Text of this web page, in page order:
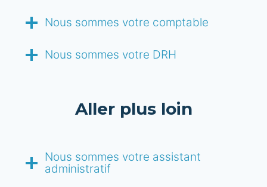
Nous sommes votre comptable
Nous sommes votre DRH
Aller plus loin
Nous sommes votre assistant
administratif